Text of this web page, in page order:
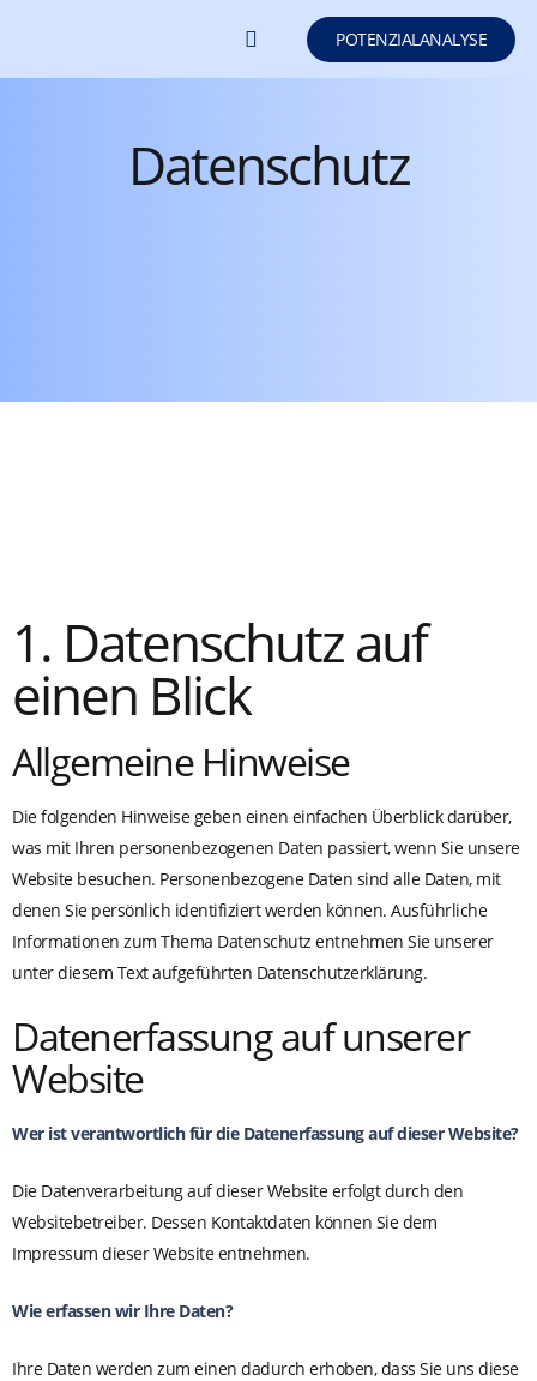
POTENZIALANALYSE
Datenschutz
1. Datenschutz auf
einen Blick
Allgemeine Hinweise
Die folgenden Hinweise geben einen einfachen Überblick darüber,
was mit Ihren personenbezogenen Daten passiert, wenn Sie unsere
Website besuchen. Personenbezogene Daten sind alle Daten, mit
denen Sie persönlich identifiziert werden können. Ausführliche
Informationen zum Thema Datenschutz entnehmen Sie unserer
unter diesem Text aufgeführten Datenschutzerklärung.
Datenerfassung auf unserer
Website
Wer ist verantwortlich für die Datenerfassung auf dieser Website?
Die Datenverarbeitung auf dieser Website erfolgt durch den
Websitebetreiber. Dessen Kontaktdaten können Sie dem
Impressum dieser Website entnehmen.
Wie erfassen wir Ihre Daten?
Ihre Daten werden zum einen dadurch erhoben, dass Sie uns diese